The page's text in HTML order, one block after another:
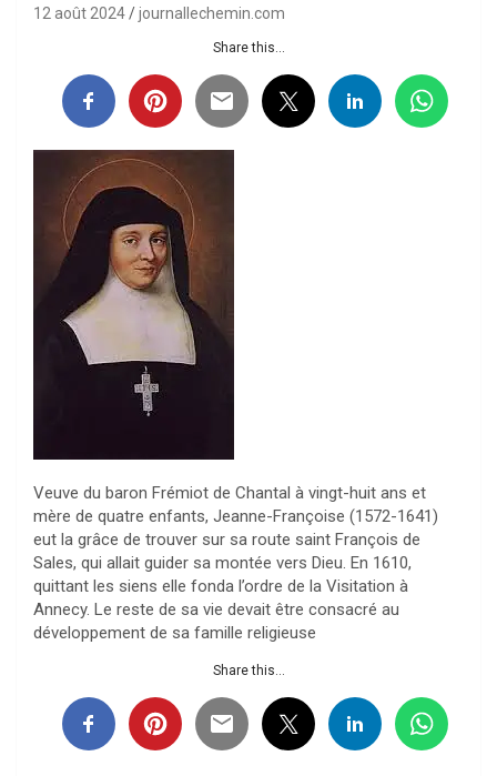
12 août 2024 journallechemin.com
Share this...
Veuve du baron Frémiot de Chantal à vingt-huit ans et
mère de quatre enfants, Jeanne-Françoise (1572-1641)
eut la grâce de trouver sur sa route saint François de
Sales, qui allait guider sa montée vers Dieu. En 1610,
quittant les siens elle fonda l’ordre de la Visitation à
Annecy. Le reste de sa vie devait être consacré au
développement de sa famille religieuse
Share this...